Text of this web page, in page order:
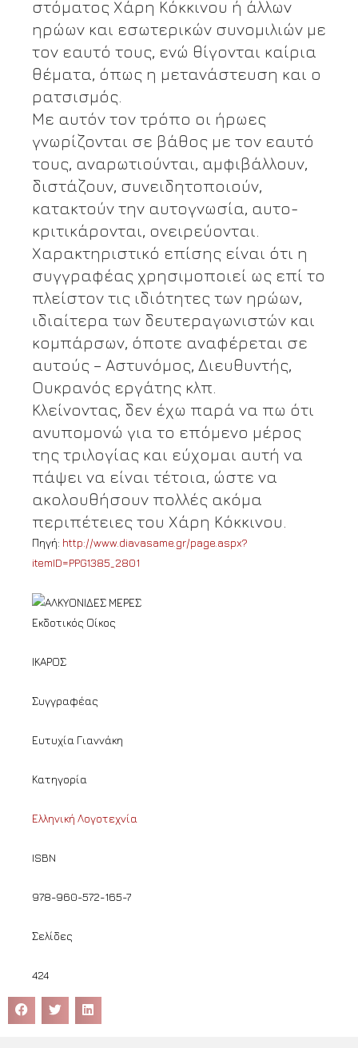
στόματος Χάρη Κόκκινου ή άλλων
ηρώων και εσωτερικών συνομιλιών με
τον εαυτό τους, ενώ θίγονται καίρια
θέματα, όπως η μετανάστευση και ο
ρατσισμός.
Με αυτόν τον τρόπο οι ήρωες
γνωρίζονται σε βάθος με τον εαυτό
τους, αναρωτιούνται, αμφιβάλλουν,
διστάζουν, συνειδητοποιούν,
κατακτούν την αυτογνωσία, αυτο-
κριτικάρονται, ονειρεύονται.
Χαρακτηριστικό επίσης είναι ότι η
συγγραφέας χρησιμοποιεί ως επί το
πλείστον τις ιδιότητες των ηρώων,
ιδιαίτερα των δευτεραγωνιστών και
κομπάρσων, όποτε αναφέρεται σε
αυτούς – Αστυνόμος, Διευθυντής,
Ουκρανός εργάτης κλπ.
Κλείνοντας, δεν έχω παρά να πω ότι
ανυπομονώ για το επόμενο μέρος
της τριλογίας και εύχομαι αυτή να
πάψει να είναι τέτοια, ώστε να
ακολουθήσουν πολλές ακόμα
περιπέτειες του Χάρη Κόκκινου.
Πηγή: http://www.diavasame.gr/page.aspx?
itemID=PPG1385_2801
Εκδοτικός Οίκος
ΙΚΑΡΟΣ
Συγγραφέας
Ευτυχία Γιαννάκη
Κατηγορία
Ελληνική Λογοτεχνία
ISBN
978-960-572-165-7
Σελίδες
424